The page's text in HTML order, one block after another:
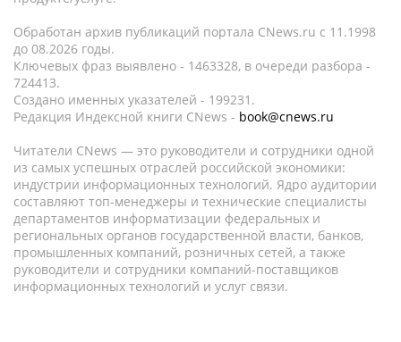
Обработан архив публикаций портала CNews.ru c 11.1998
до 08.2026 годы.
Ключевых фраз выявлено - 1463328, в очереди разбора -
724413.
Создано именных указателей - 199231.
Редакция Индексной книги CNews - book@cnews.ru
Читатели CNews — это руководители и сотрудники одной
из самых успешных отраслей российской экономики:
индустрии информационных технологий. Ядро аудитории
составляют топ-менеджеры и технические специалисты
департаментов информатизации федеральных и
региональных органов государственной власти, банков,
промышленных компаний, розничных сетей, а также
руководители и сотрудники компаний-поставщиков
информационных технологий и услуг связи.